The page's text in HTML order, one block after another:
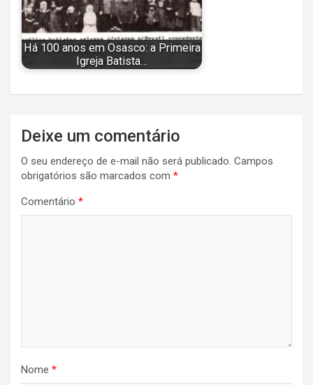
Há 100 anos em Osasco: a Primeira
Igreja Batista…
Navegação
de
Post
Deixe um comentário
O seu endereço de e-mail não será publicado. Campos
obrigatórios são marcados com *
Comentário *
Nome *